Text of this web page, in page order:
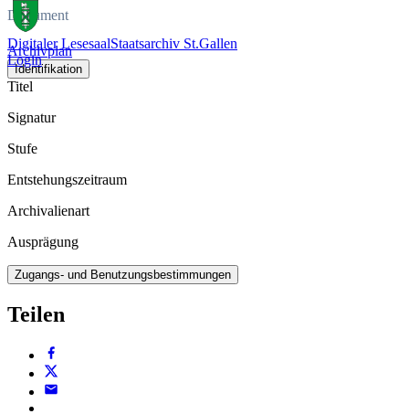
Digitaler LesesaalStaatsarchiv St.Gallen
Login
Dokument
Archivplan
Identifikation
Titel
Signatur
Stufe
Entstehungszeitraum
Archivalienart
Ausprägung
Zugangs- und Benutzungsbestimmungen
Teilen